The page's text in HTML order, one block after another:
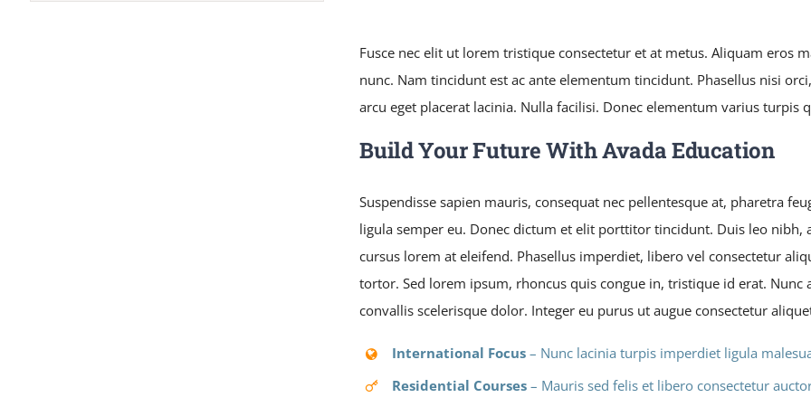
Fusce nec elit ut lorem tristique consectetur et at metus. Aliquam eros
nunc. Nam tincidunt est ac ante elementum tincidunt. Phasellus nisi
arcu eget placerat lacinia. Nulla facilisi. Donec elementum varius turpis
Build Your Future With Avada Education
Suspendisse sapien mauris, consequat nec pellentesque at, pharetra
ligula semper eu. Donec dictum et elit porttitor tincidunt. Duis leo
cursus lorem at eleifend. Phasellus imperdiet, libero vel consectetur
tortor. Sed lorem ipsum, rhoncus quis congue in, tristique id erat.
convallis scelerisque dolor. Integer eu purus ut augue consectetur
International Focus – Nunc lacinia turpis imperdiet ligula
Residential Courses – Mauris sed felis et libero consectetur